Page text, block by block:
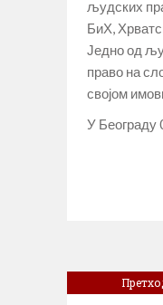
људских
БиХ,
Једно од
право на
својом
У Београду